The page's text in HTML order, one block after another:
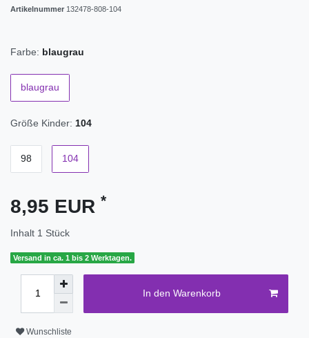
Artikelnummer 132478-808-104
Farbe: blaugrau
blaugrau
Größe Kinder: 104
98 104
8,95 EUR *
Inhalt 1 Stück
Versand in ca. 1 bis 2 Werktagen.
In den Warenkorb
Wunschliste